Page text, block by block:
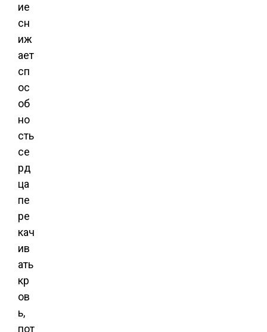
ие
сн
иж
ает
сп
ос
об
но
сть
се
рд
ца
пе
ре
кач
ив
ать
кр
ов
ь,
пот